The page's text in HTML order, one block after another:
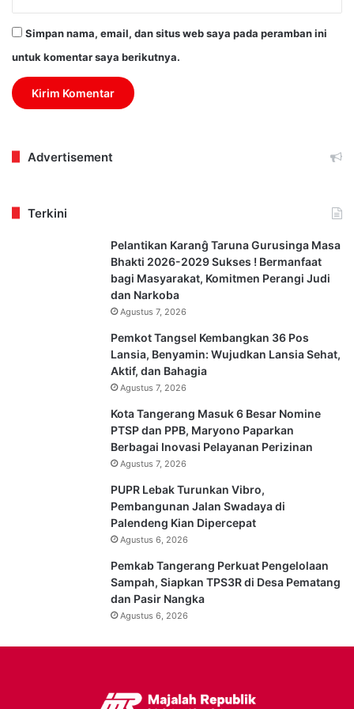
Simpan nama, email, dan situs web saya pada peramban ini
untuk komentar saya berikutnya.
Advertisement
Terkini
Pelantikan Karanĝ Taruna Gurusinga Masa
Bhakti 2026-2029 Sukses ! Bermanfaat
bagi Masyarakat, Komitmen Perangi Judi
dan Narkoba
Agustus 7, 2026
Pemkot Tangsel Kembangkan 36 Pos
Lansia, Benyamin: Wujudkan Lansia Sehat,
Aktif, dan Bahagia
Agustus 7, 2026
Kota Tangerang Masuk 6 Besar Nomine
PTSP dan PPB, Maryono Paparkan
Berbagai Inovasi Pelayanan Perizinan
Agustus 7, 2026
PUPR Lebak Turunkan Vibro,
Pembangunan Jalan Swadaya di
Palendeng Kian Dipercepat
Agustus 6, 2026
Pemkab Tangerang Perkuat Pengelolaan
Sampah, Siapkan TPS3R di Desa Pematang
dan Pasir Nangka
Agustus 6, 2026